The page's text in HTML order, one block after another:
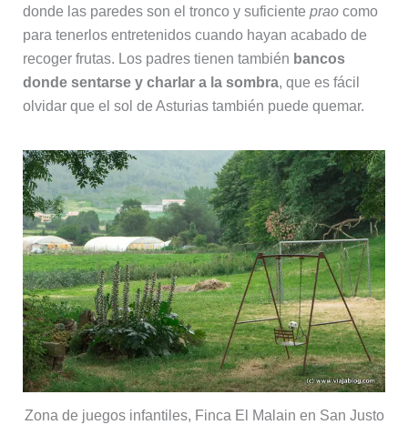
donde las paredes son el tronco y suficiente praocomo
para tenerlos entretenidos cuando hayan acabado de
recoger frutas. Los padres tienen también bancos
donde sentarse y charlar a la sombra, que es fácil
olvidar que el sol de Asturias también puede quemar.
Zona de juegos infantiles, Finca El Malain en San Justo